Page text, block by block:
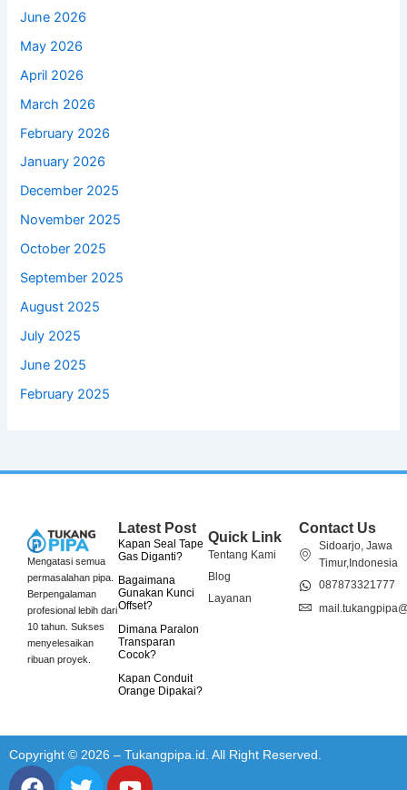
June 2026
May 2026
April 2026
March 2026
February 2026
January 2026
December 2025
November 2025
October 2025
September 2025
August 2025
July 2025
June 2025
February 2025
Mengatasi semua
permasalahan pipa.
Berpengalaman
profesional lebih dari
10 tahun. Sukses
menyelesaikan
ribuan proyek.
Latest Post
Kapan Seal Tape
Gas Diganti?
Bagaimana
Gunakan Kunci
Offset?
Dimana Paralon
Transparan
Cocok?
Kapan Conduit
Orange Dipakai?
Quick Link
Tentang Kami
Blog
Layanan
Contact Us
Sidoarjo, Jawa
Timur,Indonesia
087873321777
Copyright © 2026 – Tukangpipa.id. All Right Reserved.
F
T
Y